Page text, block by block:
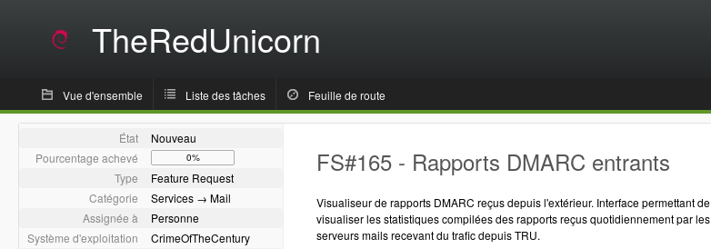
TheRedUnicorn
Vue d'ensemble Liste des tâches Feuille de route
État
Nouveau
Pourcentage achevé
0%
Type
Feature Request
Catégorie
Services → Mail
Assignée à
Personne
Système d'exploitation
CrimeOfTheCentury
FS#165 - Rapports DMARC entrants
Visualiseur de rapports DMARC reçus depuis l'extérieur. Interface permettant de
visualiser les statistiques compilées des rapports reçus quotidiennement par les
serveurs mails recevant du trafic depuis TRU.